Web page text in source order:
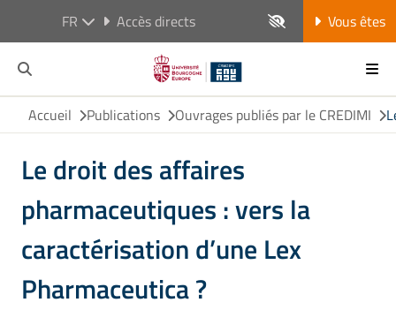
FR Accès directs Vous êtes
Accueil Publications Ouvrages publiés par le CREDIMI
Le droit des affaires
pharmaceutiques : vers la
caractérisation d’une Lex
Pharmaceutica ?